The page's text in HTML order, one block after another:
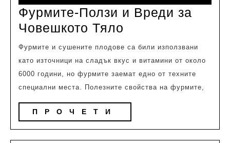
14,
2024
Фурмите-Ползи и Вреди за
Човешкото Тяло
Ползи
и
Вреди
за
Човешкото
Тяло
Фурмите и сушените плодове са били използвани
като източници на сладък вкус и витамини от около
6000 години, но фурмите заемат едно от техните
специални места. Полезните свойства на фурмите,
ПРОЧЕТИ